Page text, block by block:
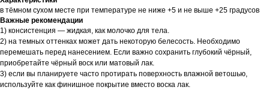
в тёмном сухом месте при температуре не ниже +5 и не выше +25 градусов
Важные рекомендации
1) консистенция — жидкая, как молочко для тела.
2) на темных оттенках может дать некоторую белесость. Необходимо
перемешать перед нанесением. Если важно сохранить глубокий чёрный,
приобретайте чёрный воск или матовый лак.
3) если вы планируете часто протирать поверхность влажной ветошью,
используйте как финишное покрытие вместо воска лак.